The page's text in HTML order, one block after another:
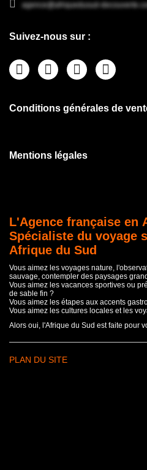
agence@afriquedusud-
Suivez-nous sur :
Conditions générales de
Mentions légales
L'Agence française en
Spécialiste du voyage
Afrique du Sud
Vous aimez les voyages nature,
sauvage, contempler des paysages
Vous aimez les vacances sportives ou
de sable fin ?
Vous aimez les étapes aux accents
Vous aimez les cultures locales et les
Alors oui, l'Afrique du Sud est faite pour
PLAN DU SITE